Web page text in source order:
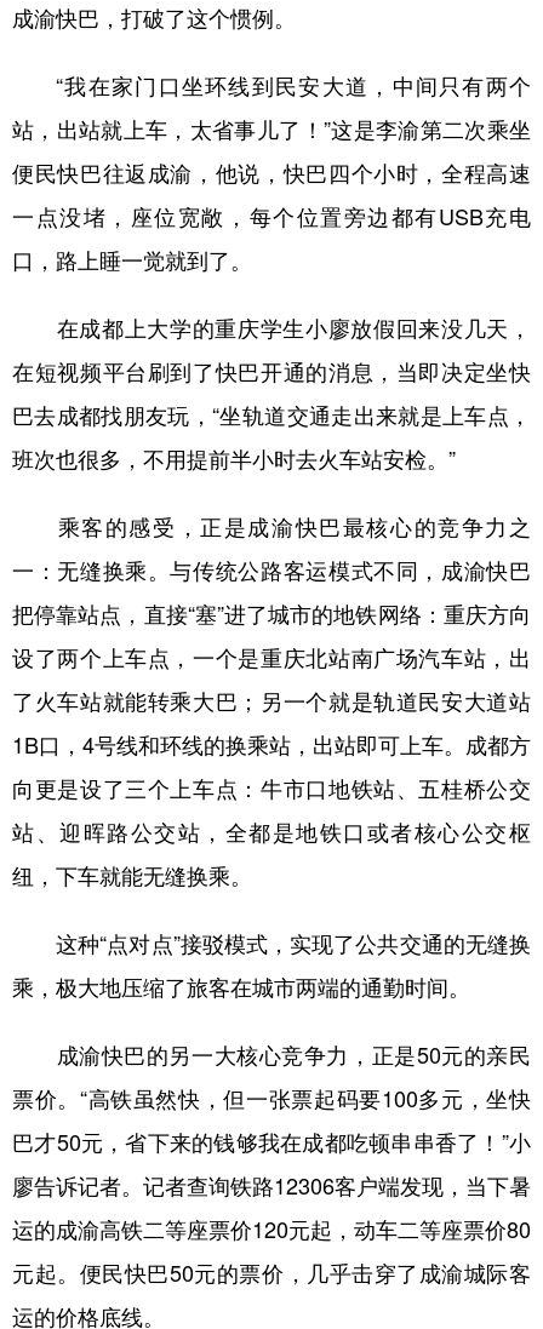
成渝快巴，打破了这个惯例。
“我在家门口坐环线到民安大道，中间只有两个
站，出站就上车，太省事儿了！”这是李渝第二次乘坐
便民快巴往返成渝，他说，快巴四个小时，全程高速
一点没堵，座位宽敞，每个位置旁边都有USB充电
口，路上睡一觉就到了。
在成都上大学的重庆学生小廖放假回来没几天，
在短视频平台刷到了快巴开通的消息，当即决定坐快
巴去成都找朋友玩，“坐轨道交通走出来就是上车点，
班次也很多，不用提前半小时去火车站安检。”
乘客的感受，正是成渝快巴最核心的竞争力之
一：无缝换乘。与传统公路客运模式不同，成渝快巴
把停靠站点，直接“塞”进了城市的地铁网络：重庆方向
设了两个上车点，一个是重庆北站南广场汽车站，出
了火车站就能转乘大巴；另一个就是轨道民安大道站
1B口，4号线和环线的换乘站，出站即可上车。成都方
向更是设了三个上车点：牛市口地铁站、五桂桥公交
站、迎晖路公交站，全都是地铁口或者核心公交枢
纽，下车就能无缝换乘。
这种“点对点”接驳模式，实现了公共交通的无缝换
乘，极大地压缩了旅客在城市两端的通勤时间。
成渝快巴的另一大核心竞争力，正是50元的亲民
票价。“高铁虽然快，但一张票起码要100多元，坐快
巴才50元，省下来的钱够我在成都吃顿串串香了！”小
廖告诉记者。记者查询铁路12306客户端发现，当下暑
运的成渝高铁二等座票价120元起，动车二等座票价80
元起。便民快巴50元的票价，几乎击穿了成渝城际客
运的价格底线。